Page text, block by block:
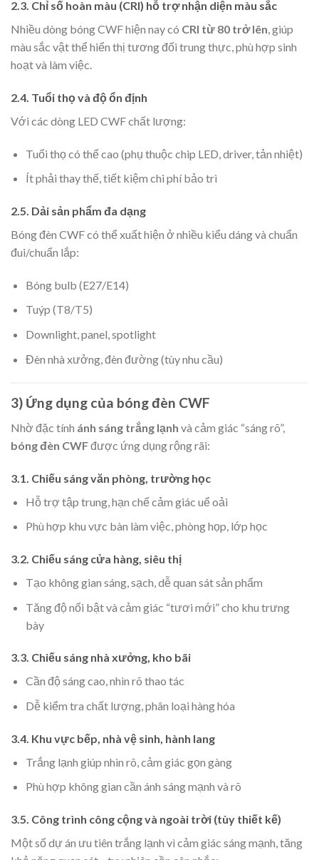
2.3. Chỉ số hoàn màu (CRI) hỗ trợ nhận diện màu sắc
Nhiều dòng bóng CWF hiện nay có CRI từ 80 trở lên, giúp
màu sắc vật thể hiển thị tương đối trung thực, phù hợp sinh
hoạt và làm việc.
2.4. Tuổi thọ và độ ổn định
Với các dòng LED CWF chất lượng:
Tuổi thọ có thể cao (phụ thuộc chip LED, driver, tản nhiệt)
Ít phải thay thế, tiết kiệm chi phí bảo trì
2.5. Dải sản phẩm đa dạng
Bóng đèn CWF có thể xuất hiện ở nhiều kiểu dáng và chuẩn
đui/chuẩn lắp:
Bóng bulb (E27/E14)
Tuýp (T8/T5)
Downlight, panel, spotlight
Đèn nhà xưởng, đèn đường (tùy nhu cầu)
3) Ứng dụng của bóng đèn CWF
Nhờ đặc tính ánh sáng trắng lạnh và cảm giác “sáng rõ”,
bóng đèn CWFđược ứng dụng rộng rãi:
3.1. Chiếu sáng văn phòng, trường học
Hỗ trợ tập trung, hạn chế cảm giác uể oải
Phù hợp khu vực bàn làm việc, phòng họp, lớp học
3.2. Chiếu sáng cửa hàng, siêu thị
Tạo không gian sáng, sạch, dễ quan sát sản phẩm
Tăng độ nổi bật và cảm giác “tươi mới” cho khu trưng
bày
3.3. Chiếu sáng nhà xưởng, kho bãi
Cần độ sáng cao, nhìn rõ thao tác
Dễ kiểm tra chất lượng, phân loại hàng hóa
3.4. Khu vực bếp, nhà vệ sinh, hành lang
Trắng lạnh giúp nhìn rõ, cảm giác gọn gàng
Phù hợp không gian cần ánh sáng mạnh và rõ
3.5. Công trình công cộng và ngoài trời (tùy thiết kế)
Một số dự án ưu tiên trắng lạnh vì cảm giác sáng mạnh, tăng